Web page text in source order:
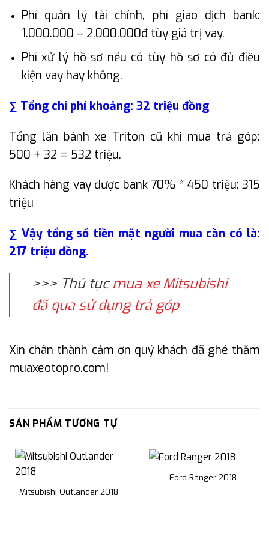
Phí quản lý tài chính, phí giao dịch bank:
1.000.000 – 2.000.000đ tùy giá trị vay.
Phí xử lý hồ sơ nếu có tùy hồ sơ có đủ điều
kiện vay hay không.
∑ Tổng chi phí khoảng: 32 triệu đồng
Tổng lăn bánh xe Triton cũ khi mua trả góp:
500 + 32 = 532 triệu.
Khách hàng vay được bank 70% * 450 triệu: 315
triệu
∑ Vậy tổng số tiền mặt người mua cần có là:
217 triệu đồng.
>>> Thủ tụcmua xe Mitsubishi
đã qua sử dụng trả góp
Xin chân thành cảm ơn quý khách đã ghé thăm
muaxeotopro.com!
SẢN PHẨM TƯƠNG TỰ
Mitsubishi Outlander 2018
Ford Ranger 2018